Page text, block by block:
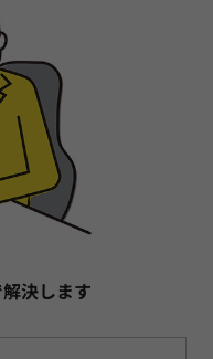
決します